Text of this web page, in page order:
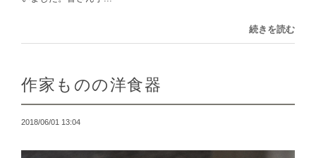
続きを読む
作家ものの洋食器
2018/06/01 13:04